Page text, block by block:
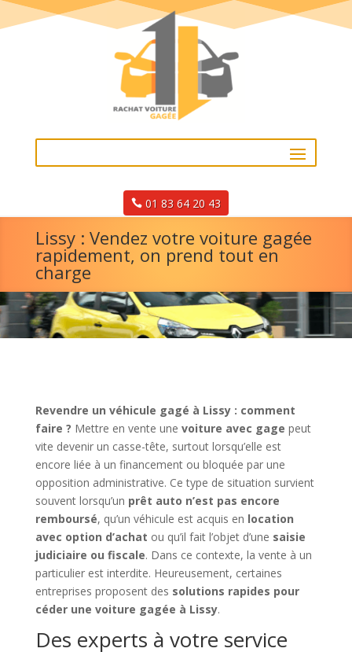
01 83 64 20 43
Lissy : Vendez votre voiture gagée
rapidement, on prend tout en
charge
Revendre un véhicule gagé à Lissy : comment
faire ? Mettre en vente une voiture avec gage peut
vite devenir un casse-tête, surtout lorsqu’elle est
encore liée à un financement ou bloquée par une
opposition administrative. Ce type de situation survient
souvent lorsqu’un prêt auto n’est pas encore
remboursé, qu’un véhicule est acquis en location
avec option d’achat ou qu’il fait l’objet d’une saisie
judiciaire ou fiscale. Dans ce contexte, la vente à un
particulier est interdite. Heureusement, certaines
entreprises proposent des solutions rapides pour
céder une voiture gagée à Lissy.
Des experts à votre service